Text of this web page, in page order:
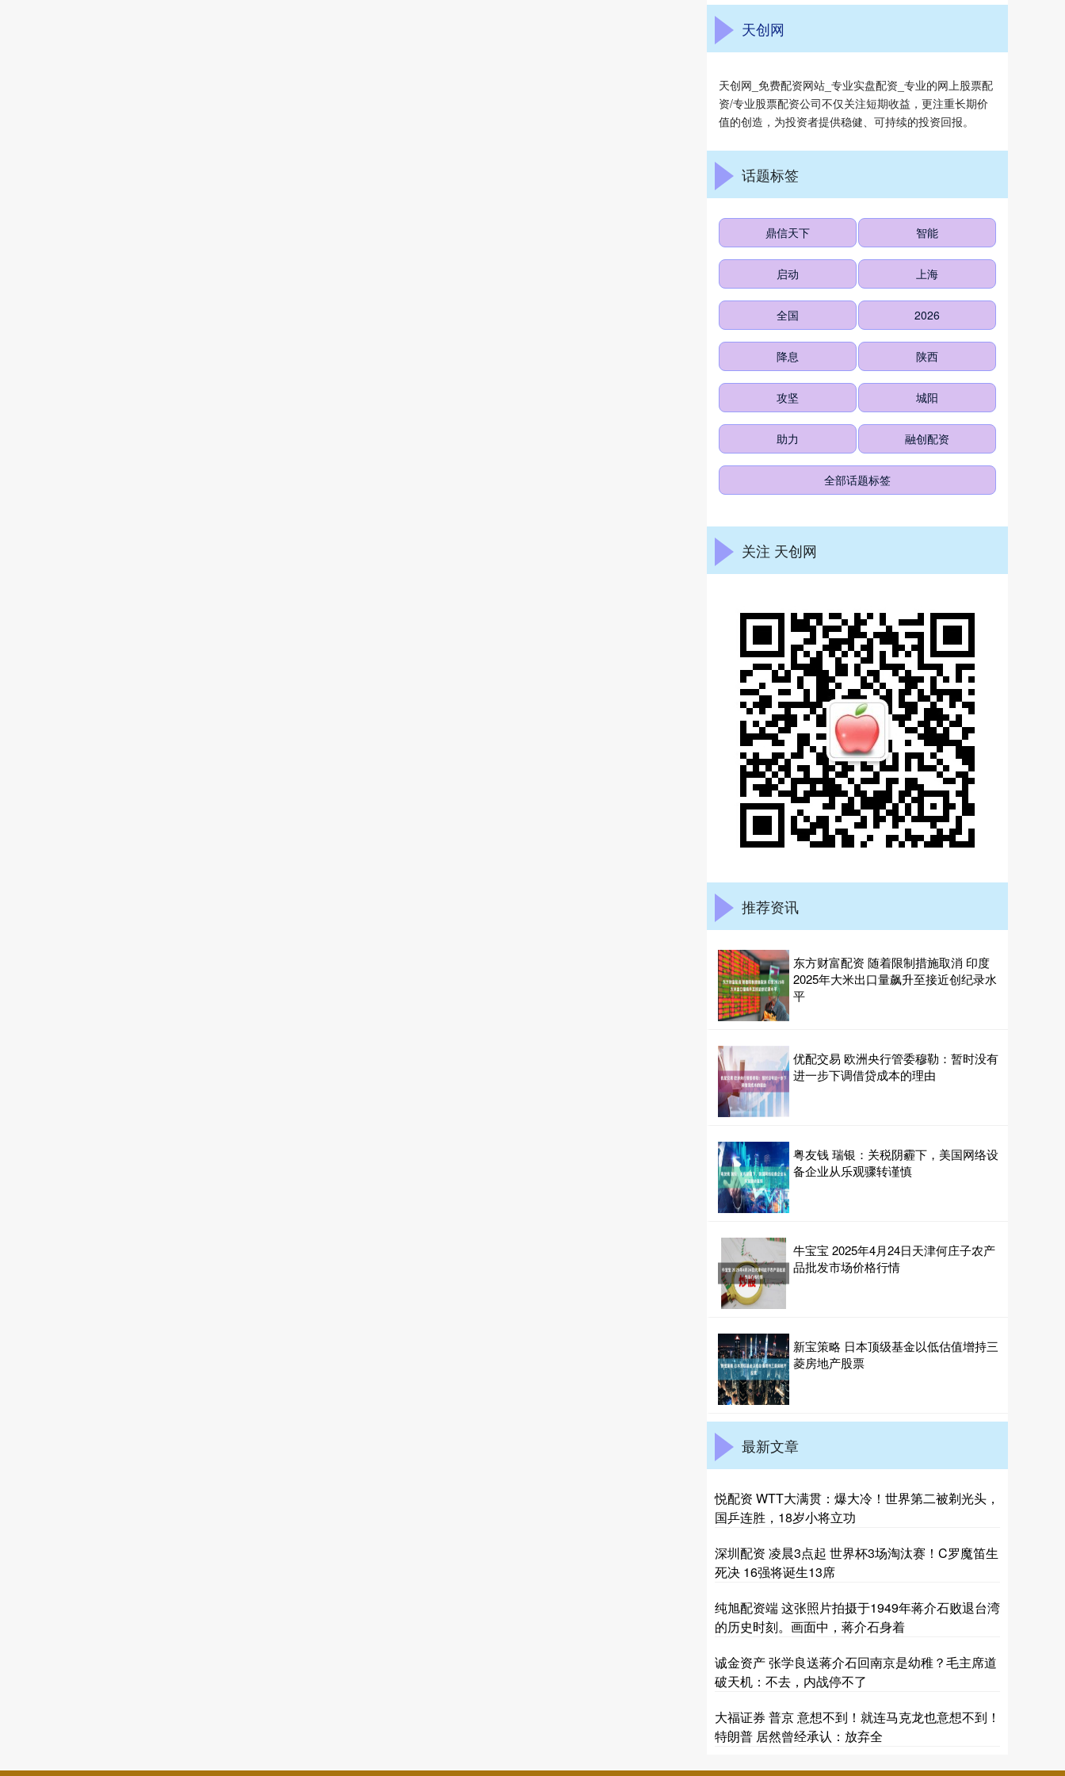
天创网
天创网_免费配资网站_专业实盘配资_专业的网上股票配
资/专业股票配资公司不仅关注短期收益，更注重长期价
值的创造，为投资者提供稳健、可持续的投资回报。
话题标签
鼎信天下 智能
启动 上海
全国 2026
降息 陕西
攻坚 城阳
助力 融创配资
全部话题标签
关注 天创网
推荐资讯
东方财富配资 随着限制措施取消 印度
2025年大米出口量飙升至接近创纪录水
平
优配交易 欧洲央行管委穆勒：暂时没有
进一步下调借贷成本的理由
粤友钱 瑞银：关税阴霾下，美国网络设
备企业从乐观骤转谨慎
牛宝宝 2025年4月24日天津何庄子农产
品批发市场价格行情
新宝策略 日本顶级基金以低估值增持三
菱房地产股票
最新文章
悦配资 WTT大满贯：爆大冷！世界第二被剃光头，
国乒连胜，18岁小将立功
深圳配资 凌晨3点起 世界杯3场淘汰赛！C罗魔笛生
死决 16强将诞生13席
纯旭配资端 这张照片拍摄于1949年蒋介石败退台湾
的历史时刻。画面中，蒋介石身着
诚金资产 张学良送蒋介石回南京是幼稚？毛主席道
破天机：不去，内战停不了
大福证券 普京 意想不到！就连马克龙也意想不到！
特朗普 居然曾经承认：放弃全